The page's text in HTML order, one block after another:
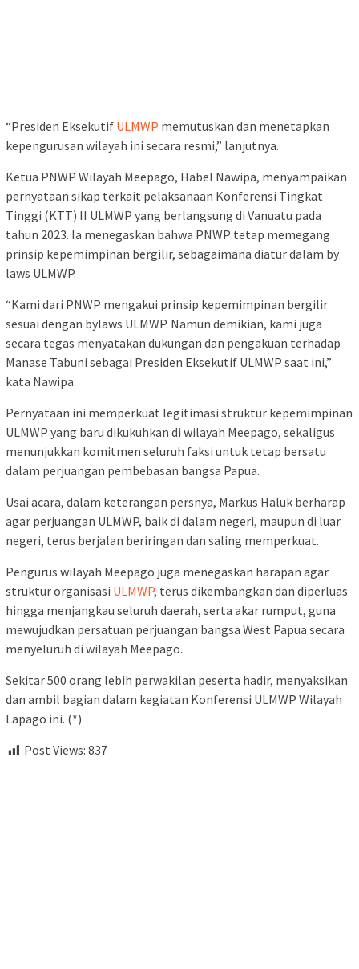
“Presiden Eksekutif ULMWP memutuskan dan menetapkan
kepengurusan wilayah ini secara resmi,” lanjutnya.
Ketua PNWP Wilayah Meepago, Habel Nawipa, menyampaikan
pernyataan sikap terkait pelaksanaan Konferensi Tingkat
Tinggi (KTT) II ULMWP yang berlangsung di Vanuatu pada
tahun 2023. Ia menegaskan bahwa PNWP tetap memegang
prinsip kepemimpinan bergilir, sebagaimana diatur dalam by
laws ULMWP.
“Kami dari PNWP mengakui prinsip kepemimpinan bergilir
sesuai dengan bylaws ULMWP. Namun demikian, kami juga
secara tegas menyatakan dukungan dan pengakuan terhadap
Manase Tabuni sebagai Presiden Eksekutif ULMWP saat ini,”
kata Nawipa.
Pernyataan ini memperkuat legitimasi struktur kepemimpinan
ULMWP yang baru dikukuhkan di wilayah Meepago, sekaligus
menunjukkan komitmen seluruh faksi untuk tetap bersatu
dalam perjuangan pembebasan bangsa Papua.
Usai acara, dalam keterangan persnya, Markus Haluk berharap
agar perjuangan ULMWP, baik di dalam negeri, maupun di luar
negeri, terus berjalan beriringan dan saling memperkuat.
Pengurus wilayah Meepago juga menegaskan harapan agar
struktur organisasi ULMWP, terus dikembangkan dan diperluas
hingga menjangkau seluruh daerah, serta akar rumput, guna
mewujudkan persatuan perjuangan bangsa West Papua secara
menyeluruh di wilayah Meepago.
Sekitar 500 orang lebih perwakilan peserta hadir, menyaksikan
dan ambil bagian dalam kegiatan Konferensi ULMWP Wilayah
Lapago ini. (*)
Post Views: 837